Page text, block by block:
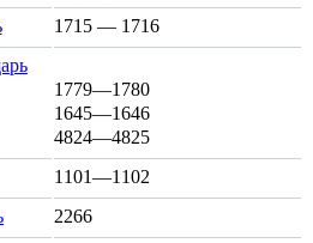
1715 — 1716
1779—1780
1645—1646
4824—4825
1101—1102
2266